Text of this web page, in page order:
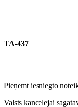
TA-437
Pieņemt iesniegto
Valsts kancelejai